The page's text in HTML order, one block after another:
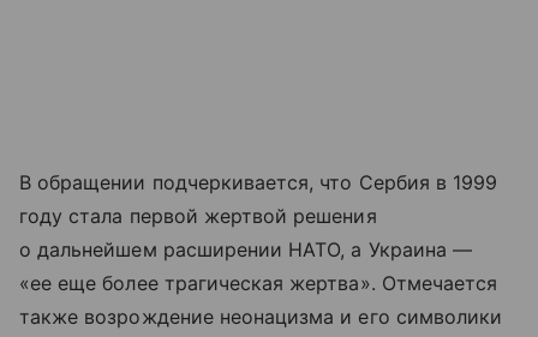
В обращении подчеркивается, что Сербия в 1999
году стала первой жертвой решения
о дальнейшем расширении НАТО, а Украина —
«ее еще более трагическая жертва». Отмечается
также возрождение неонацизма и его символики